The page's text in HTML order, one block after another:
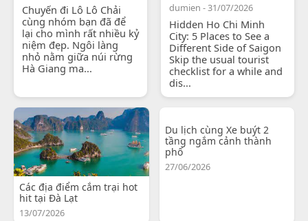
Chuyến đi Lô Lô Chải
cùng nhóm bạn đã để
lại cho mình rất nhiều kỷ
niệm đẹp. Ngôi làng
nhỏ nằm giữa núi rừng
Hà Giang ma...
dumien - 31/07/2026
Hidden Ho Chi Minh
City: 5 Places to See a
Different Side of Saigon
Skip the usual tourist
checklist for a while and
dis...
Các địa điểm cắm trại hot
hit tại Đà Lạt
13/07/2026
Du lịch cùng Xe buýt 2
tầng ngắm cảnh thành
phố
27/06/2026